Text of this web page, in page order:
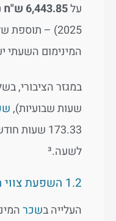
על6,443.85 ש"ח
2025) – תוספת של כ-196 ש"ח (3.3%).
המינימום השעתי
שעות שבועיות),
לשעה.³
1.2 השפעת צווי הרחבה על ענפים נבחרים
העלייה בשכר